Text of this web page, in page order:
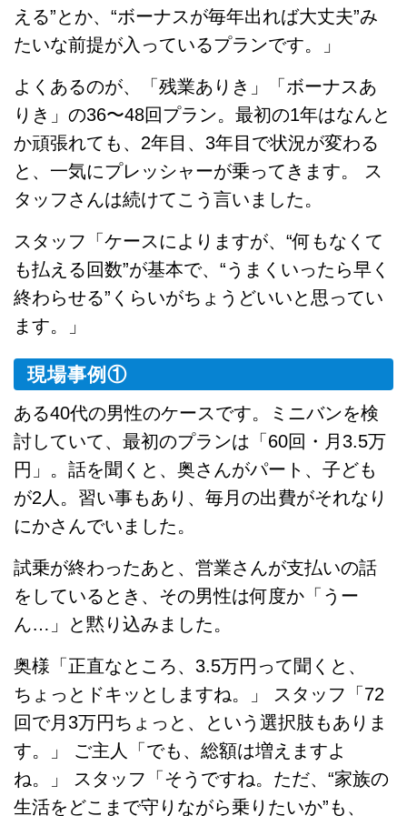
える”とか、“ボーナスが毎年出れば大丈夫”み
たいな前提が入っているプランです。」
よくあるのが、「残業ありき」「ボーナスあ
りき」の36〜48回プラン。最初の1年はなんと
か頑張れても、2年目、3年目で状況が変わる
と、一気にプレッシャーが乗ってきます。 ス
タッフさんは続けてこう言いました。
スタッフ「ケースによりますが、“何もなくて
も払える回数”が基本で、“うまくいったら早く
終わらせる”くらいがちょうどいいと思ってい
ます。」
現場事例①
ある40代の男性のケースです。ミニバンを検
討していて、最初のプランは「60回・月3.5万
円」。話を聞くと、奥さんがパート、子ども
が2人。習い事もあり、毎月の出費がそれなり
にかさんでいました。
試乗が終わったあと、営業さんが支払いの話
をしているとき、その男性は何度か「うー
ん…」と黙り込みました。
奥様「正直なところ、3.5万円って聞くと、
ちょっとドキッとしますね。」 スタッフ「72
回で月3万円ちょっと、という選択肢もありま
す。」 ご主人「でも、総額は増えますよ
ね。」 スタッフ「そうですね。ただ、“家族の
生活をどこまで守りながら乗りたいか”も、